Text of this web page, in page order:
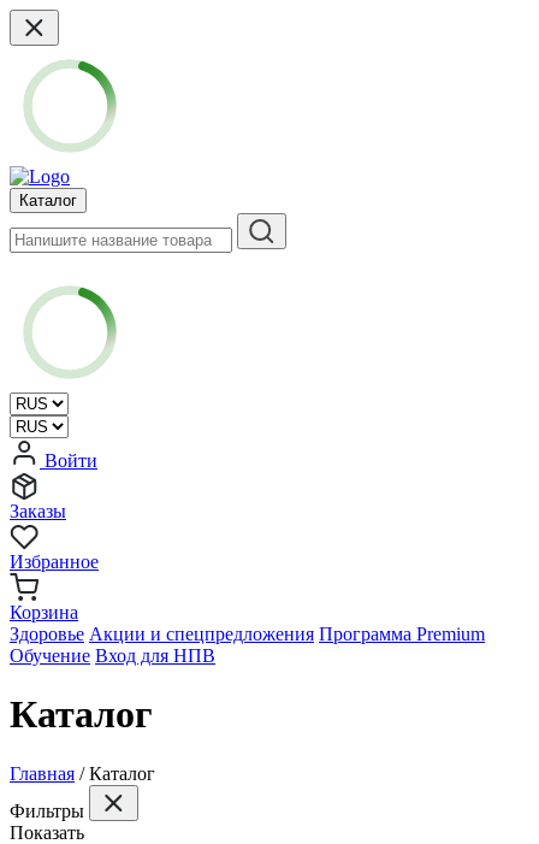
Каталог
Войти
Заказы
Избранное
Корзина
Здоровье Акции и спецпредложения Программа Premium
Обучение Вход для НПВ
Каталог
Главная / Каталог
Фильтры
Показать